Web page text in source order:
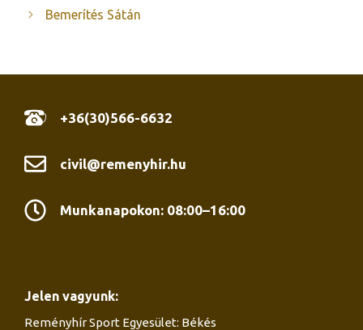
Bemerítés Sátán
+36(30)566-6632
civil@remenyhir.hu
Munkanapokon: 08:00–16:00
Jelen vagyunk:
Reményhír Sport Egyesület: Békés